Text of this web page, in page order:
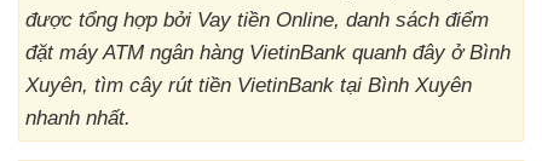
được tổng hợp bởi Vay tiền Online, danh sách điểm
đặt máy ATM ngân hàng VietinBank quanh đây ở Bình
Xuyên, tìm cây rút tiền VietinBank tại Bình Xuyên
nhanh nhất.